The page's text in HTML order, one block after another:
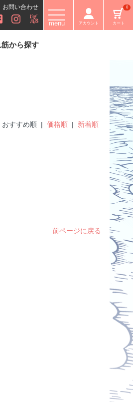
お問い合わせ
menu アカウント カート
0
から探す
おすすめ順 | 価格順| 新着順
前ページに戻る